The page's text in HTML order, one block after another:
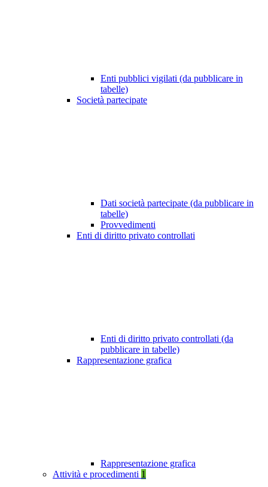
Enti pubblici vigilati (da pubblicare in
tabelle)
Società partecipate
Dati società partecipate (da pubblicare in
tabelle)
Provvedimenti
Enti di diritto privato controllati
Enti di diritto privato controllati (da
pubblicare in tabelle)
Rappresentazione grafica
Rappresentazione grafica
Attività e procedimenti 1